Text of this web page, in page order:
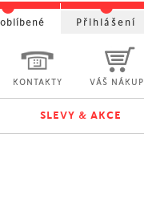
KONTAKTY VÁŠ NÁKUP
SLEVY & AKCE
Přihlášení